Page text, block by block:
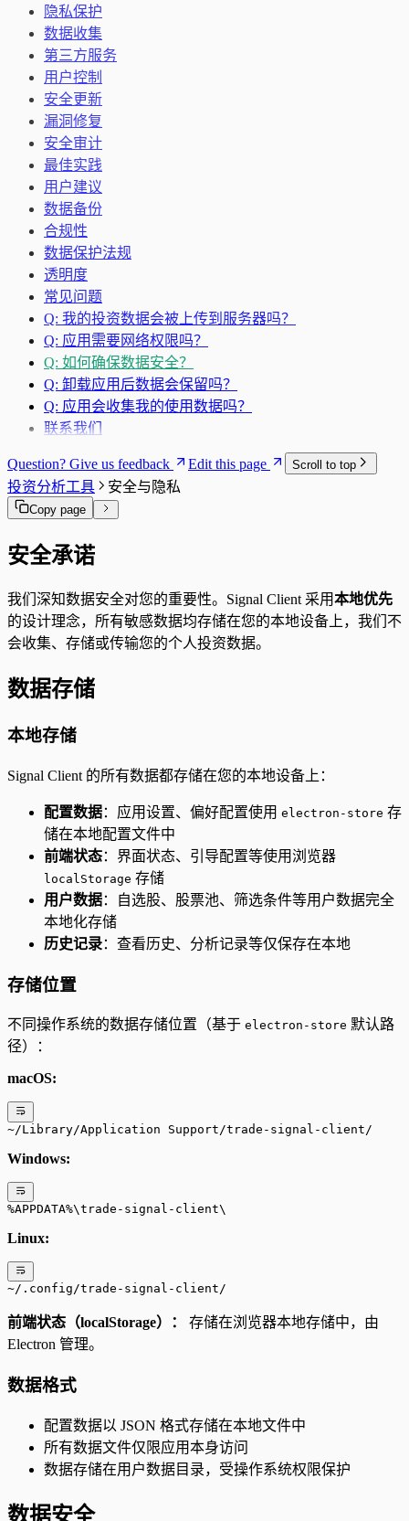
隐私保护
数据收集
第三方服务
用户控制
安全更新
漏洞修复
安全审计
最佳实践
用户建议
数据备份
合规性
数据保护法规
透明度
常见问题
Q: 我的投资数据会被上传到服务器吗？
Q: 应用需要网络权限吗？
Q: 如何确保数据安全？
Q: 卸载应用后数据会保留吗？
Q: 应用会收集我的使用数据吗？
联系我们
Question? Give us feedback Edit this page Scroll to top
投资分析工具 安全与隐私
Copy page
安全承诺
我们深知数据安全对您的重要性。Signal Client 采用本地优先
的设计理念，所有敏感数据均存储在您的本地设备上，我们不
会收集、存储或传输您的个人投资数据。
数据存储
本地存储
Signal Client 的所有数据都存储在您的本地设备上：
配置数据：应用设置、偏好配置使用 electron-store 存
储在本地配置文件中
前端状态：界面状态、引导配置等使用浏览器
localStorage 存储
用户数据：自选股、股票池、筛选条件等用户数据完全
本地化存储
历史记录：查看历史、分析记录等仅保存在本地
存储位置
不同操作系统的数据存储位置（基于 electron-store 默认路
径）：
macOS:
~/Library/Application Support/trade-signal-client/
Windows:
%APPDATA%\trade-signal-client\
Linux:
~/.config/trade-signal-client/
前端状态（localStorage）：
存储在浏览器本地存储中，由
Electron 管理。
数据格式
配置数据以 JSON 格式存储在本地文件中
所有数据文件仅限应用本身访问
数据存储在用户数据目录，受操作系统权限保护
数据安全